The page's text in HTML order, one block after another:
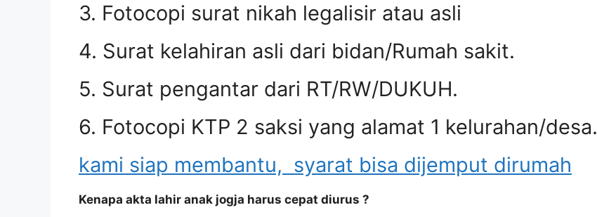
3. Fotocopi surat nikah legalisir atau asli
4. Surat kelahiran asli dari bidan/Rumah sakit.
5. Surat pengantar dari RT/RW/DUKUH.
6. Fotocopi KTP 2 saksi yang alamat 1 kelurahan/desa.
kami siap membantu, syarat bisa dijemput dirumah
Kenapa akta lahir anak jogja harus cepat diurus ?